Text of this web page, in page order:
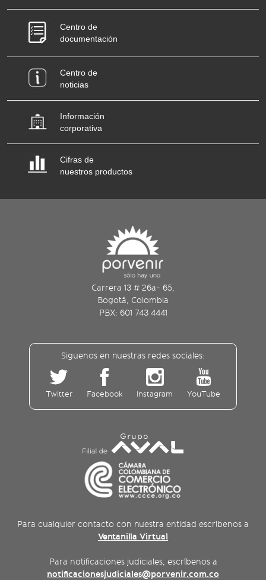
Centro de
documentación
Centro de
noticias
Información
corporativa
Cifras de
nuestros productos
Carrera 13 # 26a- 65,
Bogotá, Colombia
PBX: 601 743 4441
Siguenos en nuestras redes sociales:
Twitter Facebook Instagram YouTube
Para cualquier contacto con nuestra entidad escríbenos a
Ventanilla Virtual
Para notificaciones judiciales, escríbenos a
notificacionesjudiciales@porvenir.com.co